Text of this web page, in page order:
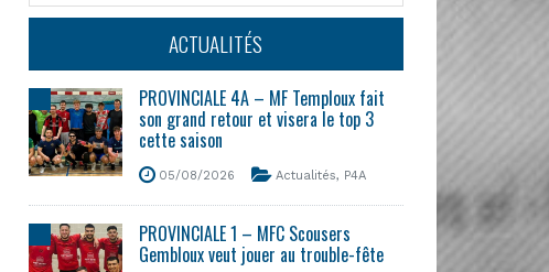
ACTUALITÉS
PROVINCIALE 4A – MF Temploux fait
son grand retour et visera le top 3
cette saison
05/08/2026 Actualités, P4A
PROVINCIALE 1 – MFC Scousers
Gembloux veut jouer au trouble-fête